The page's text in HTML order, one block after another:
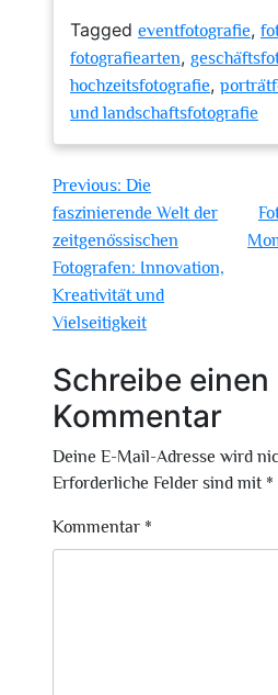
Tagged eventfotografie,
fotografiearten,
hochzeitsfotografie,
und landschaftsfotografie
Beitragsnavigation
Previous: Die
faszinierende Welt der
zeitgenössischen
Fotografen: Innovation,
Kreativität und
Vielseitigkeit
Schreibe einen
Kommentar
Deine E-Mail-Adresse wird
Erforderliche Felder sind mit *
Kommentar *